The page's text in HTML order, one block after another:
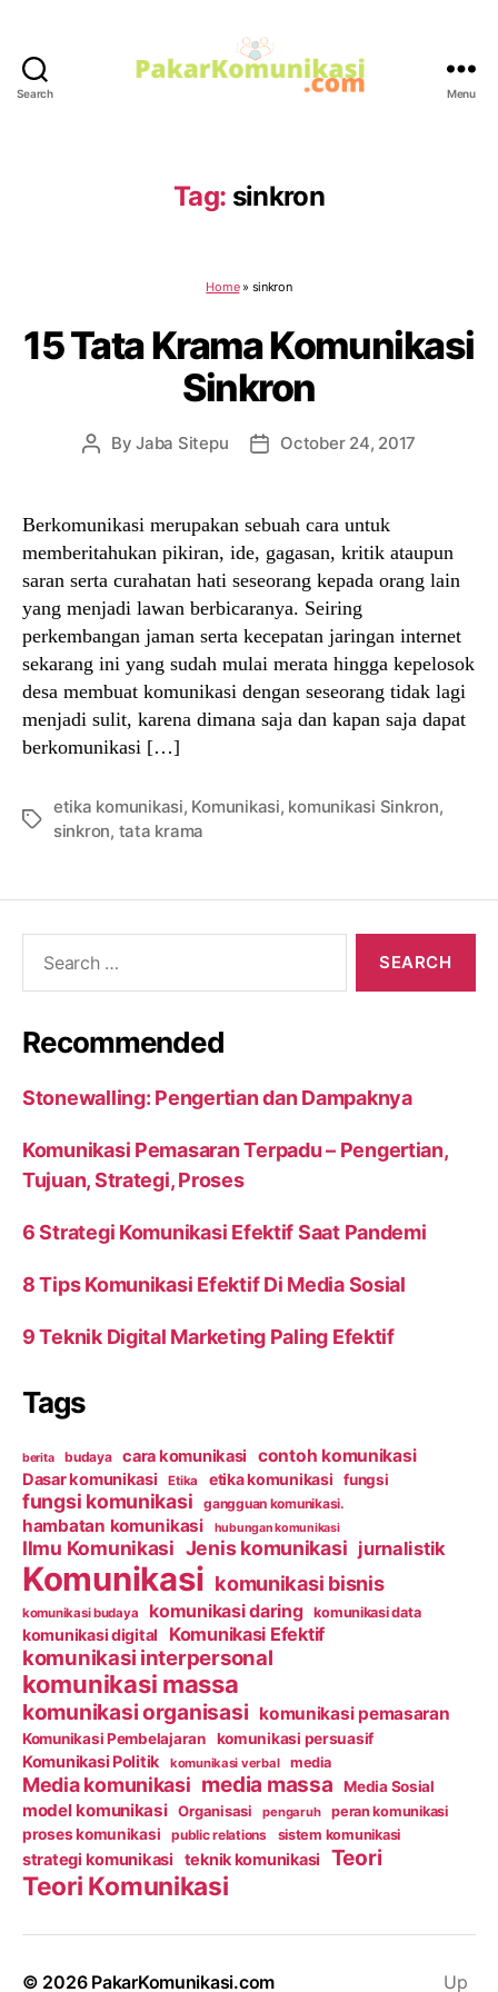
Search Menu
Tag: sinkron
Home» sinkron
15 Tata Krama Komunikasi
Sinkron
PostByJaba Sitepu
PostOctober 24, 2017
Berkomunikasi merupakan sebuah cara untuk
memberitahukan pikiran, ide, gagasan, kritik ataupun
saran serta curahatan hati seseorang kepada orang lain
yang menjadi lawan berbicaranya. Seiring
perkembangan jaman serta kecepatan jaringan internet
sekarang ini yang sudah mulai merata hingga kepelosok
desa membuat komunikasi dengan seseorang tidak lagi
menjadi sulit, karena dimana saja dan kapan saja dapat
berkomunikasi […]
Tags
etika komunikasi, Komunikasi, komunikasi Sinkron,
sinkron, tata krama
Recommended
Stonewalling: Pengertian dan Dampaknya
Komunikasi Pemasaran Terpadu – Pengertian,
Tujuan, Strategi, Proses
6 Strategi Komunikasi Efektif Saat Pandemi
8 Tips Komunikasi Efektif Di Media Sosial
9 Teknik Digital Marketing Paling Efektif
Tags
berita budaya cara komunikasi contoh komunikasi
Dasar komunikasi Etika etika komunikasi fungsi
fungsi komunikasi gangguan komunikasi.
hambatan komunikasi hubungan komunikasi
Ilmu Komunikasi Jenis komunikasi jurnalistik
Komunikasi komunikasi bisnis
komunikasi budaya komunikasi daring komunikasi data
komunikasi digital Komunikasi Efektif
komunikasi interpersonal
komunikasi massa
komunikasi organisasi komunikasi pemasaran
Komunikasi Pembelajaran komunikasi persuasif
Komunikasi Politik komunikasi verbal media
Media komunikasi media massa Media Sosial
model komunikasi Organisasi pengaruh peran komunikasi
proses komunikasi public relations sistem komunikasi
strategi komunikasi teknik komunikasi Teori
Teori Komunikasi
© 2026 PakarKomunikasi.com Up